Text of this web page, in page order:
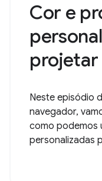
Cor e
projetar
Neste episódio
navegador,
como podemos
personalizadas